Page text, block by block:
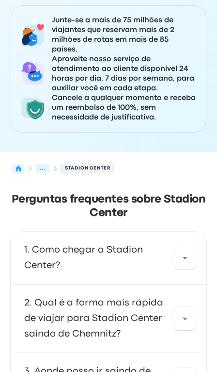
Junte-se a mais de 75 milhões de
viajantes que reservam mais de 2
milhões de rotas em mais de 85
países.
Aproveite nosso serviço de
atendimento ao cliente disponível 24
horas por dia, 7 dias por semana, para
auxiliar você em cada etapa.
Cancele a qualquer momento e receba
um reembolso de 100%, sem
necessidade de justificativa.
... STADION CENTER
Perguntas frequentes sobre Stadion
Center
Como chegar a Stadion
Center?
Você pode pegar o ônibus ou o trem, que dão
acesso direto ao seu destino. Você também
pode pegar um táxi ou usar um serviço de
compartilhamento de corridas.
Qual é a forma mais rápida
de viajar para Stadion Center
saindo de Chemnitz?
O meio mais rápido de ir e voltar de Stadion